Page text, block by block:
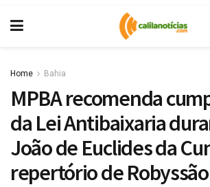
Home Bahia
MPBA recomenda
da Lei Antibaixaria
João de Euclides da
repertório de Robyssão